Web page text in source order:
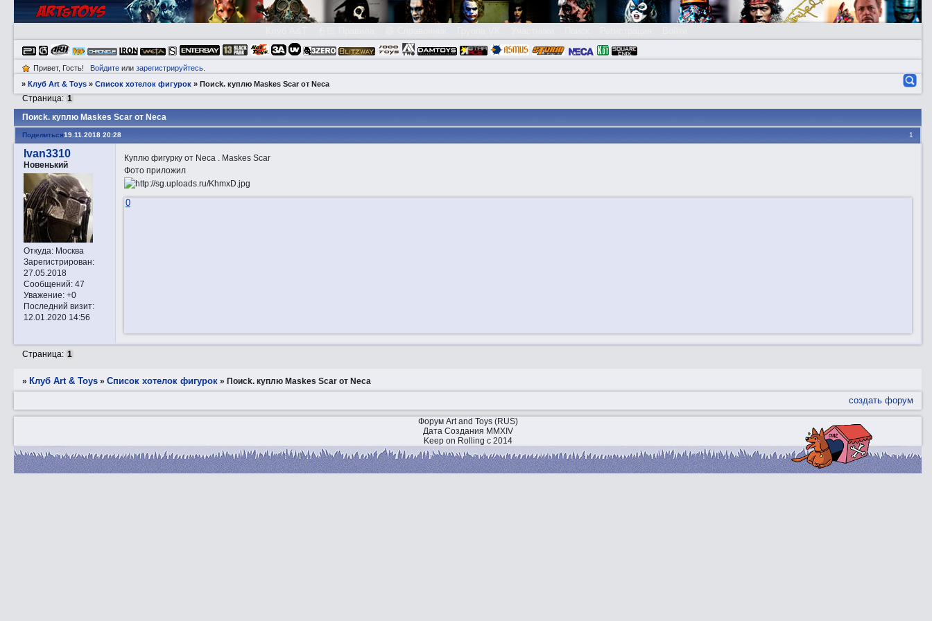
Привет, Гость! Войдитеили зарегистрируйтесь.
»Клуб Art & Toys »Список хотелок фигурок »Пoиck. куплю Maskes Scar от Neca
Пoиck. куплю Maskes Scar от Neca
Страница: 1
Поделиться 1
19.11.2018 20:28
Ivan3310
Новенький
Откуда:Москва
Зарегистрирован:
27.05.2018
Сообщений:47
Уважение: +0
Последний визит:
12.01.2020 14:56
Куплю фигурку от Neca . Maskes Scar
Фото приложил
0
Страница: 1
» Клуб Art & Toys »Список хотелок фигурок » Пoиck. куплю Maskes Scar от Neca
создать форум
Форум Art and Toys (RUS)
Дата Создания MMXIV
Keep on Rolling с 2014